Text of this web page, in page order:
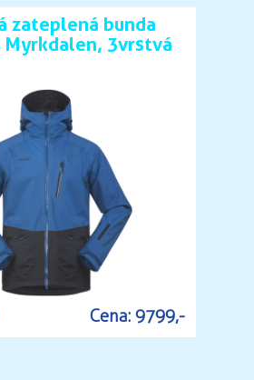
zateplená bunda
Myrkdalen, 3vrstvá
Cena: 9799,-